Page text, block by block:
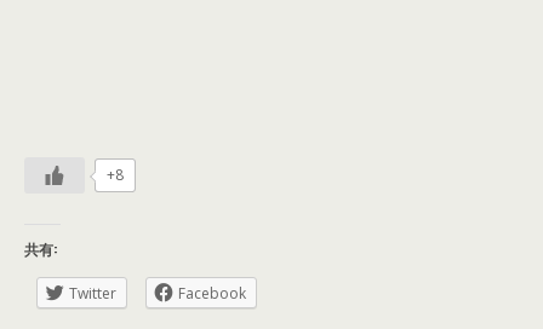
+8
共有:
Twitter Facebook